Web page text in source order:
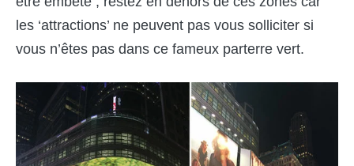
les ‘attractions’ ne peuvent pas vous solliciter si
vous n’êtes pas dans ce fameux parterre vert.